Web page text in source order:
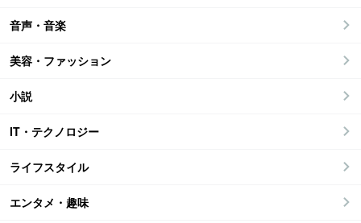
音声・音楽
美容・ファッション
小説
IT・テクノロジー
ライフスタイル
エンタメ・趣味